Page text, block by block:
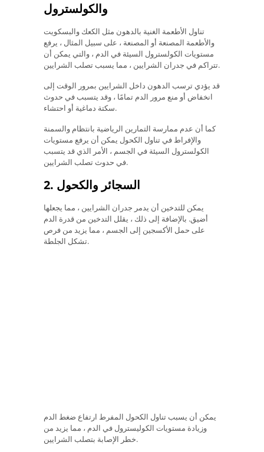
والكولسترول
تناول الأطعمة الغنية بالدهون مثل الكعك والبسكويت
والأطعمة المصنعة أو المصنعة ، على سبيل المثال ، يرفع
مستويات الكولسترول السيئة في الدم ، والتي يمكن أن
تتراكم في جدران الشرايين ، مما يسبب تصلب الشرايين.
قد يؤدي ترسب الدهون داخل الشرايين بمرور الوقت إلى
انخفاض أو منع مرور الدم تمامًا ، وقد يتسبب في حدوث
سكتة دماغية أو احتشاء.
كما أن عدم ممارسة التمارين الرياضية بانتظام والسمنة
والإفراط في تناول الكحول يمكن أن يرفع مستويات
الكولسترول السيئة في الجسم ، الأمر الذي قد يتسبب
في حدوث تصلب الشرايين.
2. السجائر والكحول
يمكن للتدخين أن يدمر جدران الشرايين ، مما يجعلها
أضيق. بالإضافة إلى ذلك ، يقلل التدخين من قدرة الدم
على حمل الأكسجين إلى الجسم ، مما يزيد من فرص
تشكل الجلطة.
يمكن أن يسبب تناول الكحول المفرط ارتفاع ضغط الدم
وزيادة مستويات الكوليسترول في الدم ، مما يزيد من
خطر الإصابة بتصلب الشرايين.